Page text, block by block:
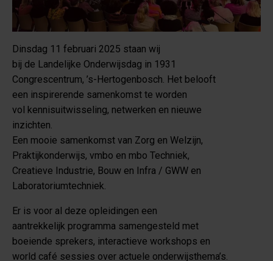
Dinsdag 11 februari 2025 staan wij
bij de Landelijke Onderwijsdag in 1931
Congrescentrum, ’s-Hertogenbosch. Het belooft
een inspirerende samenkomst te worden
vol kennisuitwisseling, netwerken en nieuwe
inzichten.
Een mooie samenkomst van Zorg en Welzijn,
Praktijkonderwijs, vmbo en mbo Techniek,
Creatieve Industrie, Bouw en Infra / GWW en
Laboratoriumtechniek.
Er is voor al deze opleidingen een
aantrekkelijk programma samengesteld met
boeiende sprekers, interactieve workshops en
world café sessies over actuele onderwijsthema’s.